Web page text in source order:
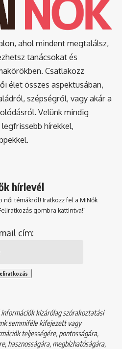
ahol mindent megtalálsz,
tanácsokat és
Csatlakozz
élet összes aspektusában,
szépségről, vagy akár a
Velünk mindig
hírekkel,
hírlevél
női témákról! Iratkozz fel a MiNők
gombra kattintva!"
cím:
kizárólag szórakoztatási
semmiféle kifejezett vagy
teljességére, pontosságára,
hasznosságára, megbízhatóságára,